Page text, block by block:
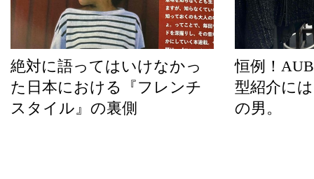
絶対に語ってはいけなかっ
た日本における『フレンチ
スタイル』の裏側
恒例！
型紹介に
の男。